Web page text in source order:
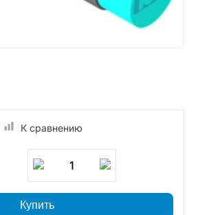
К сравнению
1
Купить